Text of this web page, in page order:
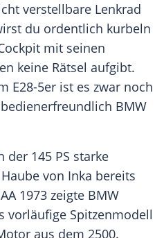
verstellbare Lenkrad
du ordentlich kurbeln
mit seinen
keine Rätsel aufgibt.
E28-5er ist es zwar noch
BMW
der 145 PS starke
von Inka bereits
1973 zeigte BMW
vorläufige Spitzenmodell
aus dem 2500.